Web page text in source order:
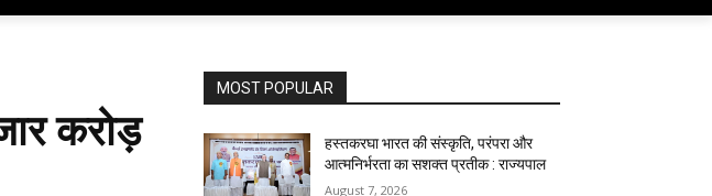
करोड़
MOST POPULAR
हस्तकरघा भारत की संस्कृति, परंपरा और
आत्मनिर्भरता का सशक्त प्रतीक : राज्यपाल
August 7, 2026